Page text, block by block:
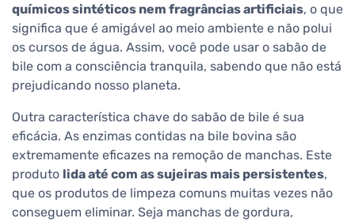
químicos sintéticos nem fragrâncias artificiais, o que
significa que é amigável ao meio ambiente e não polui
os cursos de água. Assim, você pode usar o sabão de
bile com a consciência tranquila, sabendo que não está
prejudicando nosso planeta.
Outra característica chave do sabão de bile é sua
eficácia. As enzimas contidas na bile bovina são
extremamente eficazes na remoção de manchas. Este
produto lida até com as sujeiras mais persistentes,
que os produtos de limpeza comuns muitas vezes não
conseguem eliminar. Seja manchas de gordura,